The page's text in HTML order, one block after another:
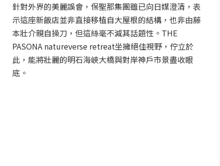
針對外界的美麗誤會，保聖那集團雖已向日媒澄清，表
示這座新飯店並非直接移植自大屋根的結構，也非由藤
本壯介親自操刀，但這絲毫不減其話題性。THE
PASONA natureverse retreat坐擁絕佳視野，佇立於
此，能將壯麗的明石海峽大橋與對岸神戶市景盡收眼
底。